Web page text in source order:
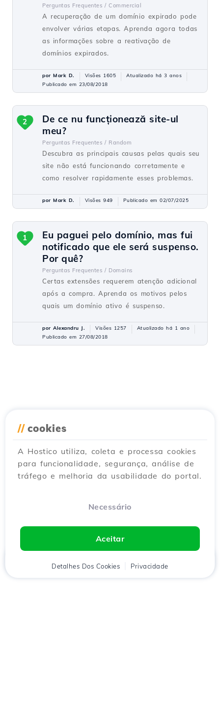
Perguntas Frequentes / Commercial
A recuperação de um domínio expirado pode
envolver várias etapas. Aprenda agora todas
as informações sobre a reativação de
domínios expirados.
por Mark D. Visões 1605
Atualizado há 3 anos
Publicado em 23/08/2018
De ce nu funcționează site-ul
meu?
Perguntas Frequentes / Random
Descubra as principais causas pelas quais seu
site não está funcionando corretamente e
como resolver rapidamente esses problemas.
2
por Mark D. Visões 949 Publicado em 02/07/2025
Eu paguei pelo domínio, mas fui
notificado que ele será suspenso.
Por quê?
Perguntas Frequentes / Domains
Certas extensões requerem atenção adicional
após a compra. Aprenda os motivos pelos
quais um domínio ativo é suspenso.
1
por Alexandru J. Visões 1257
Atualizado há 1 ano
Publicado em 27/08/2018
// cookies
A Hostico utiliza, coleta e processa cookies
para funcionalidade, segurança, análise de
tráfego e melhoria da usabilidade do portal.
Necessário
Aceitar
Detalhes Dos Cookies Privacidade
Cliente Carrinho Chat